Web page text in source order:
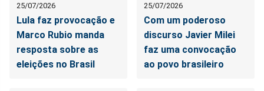
25/07/2026
Lula faz provocação e
Marco Rubio manda
resposta sobre as
eleições no Brasil
25/07/2026
Com um poderoso
discurso Javier Milei
faz uma convocação
ao povo brasileiro